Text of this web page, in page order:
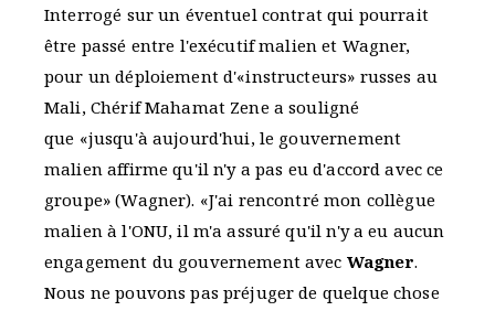
Interrogé sur un éventuel contrat qui pourrait
être passé entre l'exécutif malien et Wagner,
pour un déploiement d'«instructeurs» russes au
Mali, Chérif Mahamat Zene a souligné
que «jusqu'à aujourd'hui, le gouvernement
malien affirme qu'il n'y a pas eu d'accord avec ce
groupe» (Wagner). «J'ai rencontré mon collègue
malien à l'ONU, il m'a assuré qu'il n'y a eu aucun
engagement du gouvernement avec Wagner.
Nous ne pouvons pas préjuger de quelque chose